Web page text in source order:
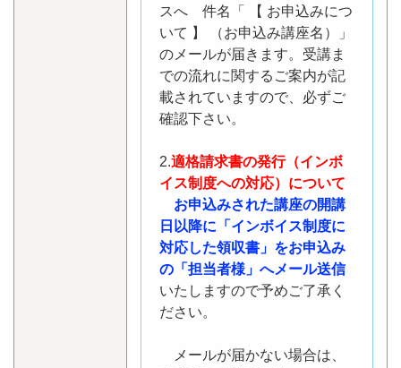
スへ 件名「 【 お申込みにつ
いて 】 （お申込み講座名）」
のメールが届きます。受講ま
での流れに関するご案内が記
載されていますので、必ずご
確認下さい。
2.適格請求書の発行（インボ
イス制度への対応）について
お申込みされた講座の開講
日以降に「インボイス制度に
対応した領収書」をお申込み
の「担当者様」へメール送信
いたしますので予めご了承く
ださい。
メールが届かない場合は、